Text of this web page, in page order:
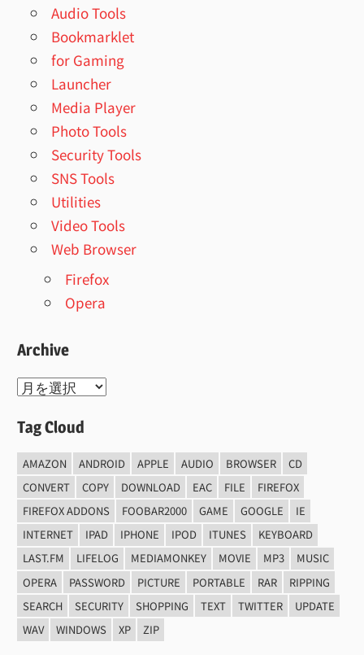
Audio Tools
Bookmarklet
for Gaming
Launcher
Media Player
Photo Tools
Security Tools
SNS Tools
Utilities
Video Tools
Web Browser
Firefox
Opera
Archive
Archive
Tag Cloud
AMAZON ANDROID APPLE AUDIO BROWSER
CD
CONVERT
COPY DOWNLOAD EAC FILE
FIREFOX
FIREFOX ADDONS
FOOBAR2000 GAME GOOGLE
IE
INTERNET
IPAD IPHONE IPOD ITUNES
KEYBOARD
LAST.FM
LIFELOG MEDIAMONKEY MOVIE MP3
MUSIC
OPERA
PASSWORD PICTURE PORTABLE RAR
RIPPING
SEARCH
SECURITY SHOPPING TEXT TWITTER
UPDATE
WAV
WINDOWS XP ZIP